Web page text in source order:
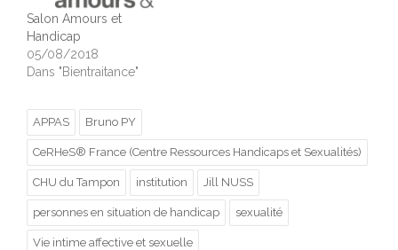
Salon Amours et
Handicap
05/08/2018
Dans "Bientraitance"
APPAS Bruno PY
CeRHeS® France (Centre Ressources Handicaps et Sexualités)
CHU du Tampon institution Jill NUSS
personnes en situation de handicap sexualité
Vie intime affective et sexuelle